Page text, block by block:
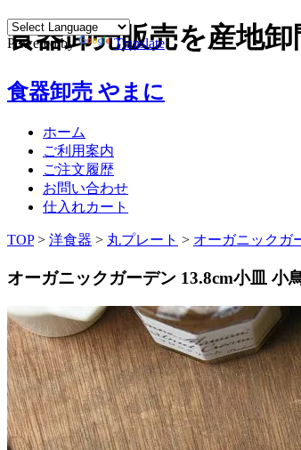
Powered by Translate
食器卸売販売を産地
食器卸売 やまに
ホーム
ご利用案内
ご注文履歴
お問い合わせ
仕入れカート
TOP> 洋食器 > 丸プレート > オーガニックガ
オーガニックガーデン 13.8cm小皿 小